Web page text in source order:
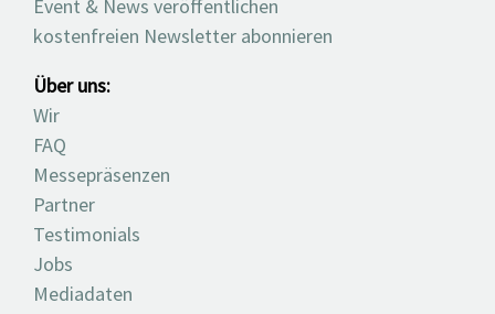
Event & News veröffentlichen
kostenfreien Newsletter abonnieren
Über uns:
Wir
FAQ
Messepräsenzen
Partner
Testimonials
Jobs
Mediadaten